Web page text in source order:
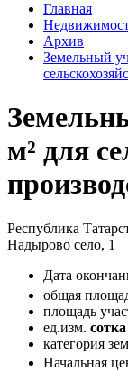
Главная
Архив
Земельный
м² для
Республика
Надырово село, 1
Дата
общая
площадь
ед.изм. сотка
категория
Начальная